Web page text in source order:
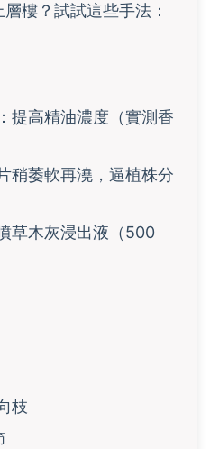
樓？試試這些手法：
提高精油濃度（實測香
稍萎軟再澆，逼植株分
草木灰浸出液（500
枝